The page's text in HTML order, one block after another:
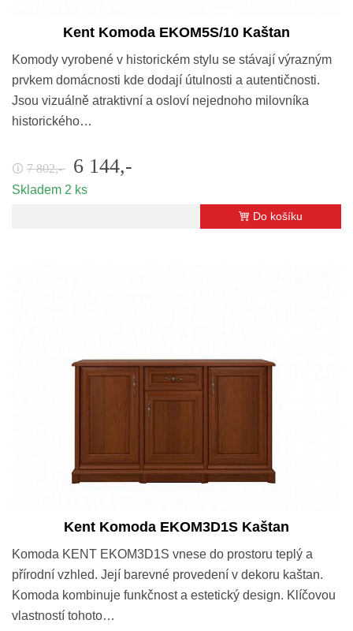
Kent Komoda EKOM5S/10 Kaštan
Komody vyrobené v historickém stylu se stávají výrazným
prvkem domácnosti kde dodají útulnosti a autentičnosti.
Jsou vizuálně atraktivní a osloví nejednoho milovníka
historického…
🛈 7 802,- 6 144,-
Skladem 2 ks
Do košíku
Kent Komoda EKOM3D1S Kaštan
Komoda KENT EKOM3D1S vnese do prostoru teplý a
přírodní vzhled. Její barevné provedení v dekoru kaštan.
Komoda kombinuje funkčnost a estetický design. Klíčovou
vlastností tohoto…